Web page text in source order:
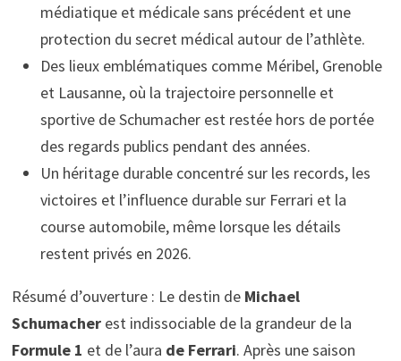
médiatique et médicale sans précédent et une
protection du secret médical autour de l’athlète.
Des lieux emblématiques comme Méribel, Grenoble
et Lausanne, où la trajectoire personnelle et
sportive de Schumacher est restée hors de portée
des regards publics pendant des années.
Un héritage durable concentré sur les records, les
victoires et l’influence durable sur Ferrari et la
course automobile, même lorsque les détails
restent privés en 2026.
Résumé d’ouverture : Le destin de Michael
Schumacherest indissociable de la grandeur de la
Formule 1 et de l’aura de Ferrari. Après une saison